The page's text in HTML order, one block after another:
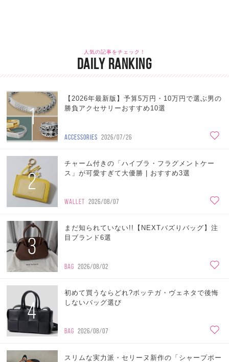
人気の記事をチェック！
DAILY RANKING
1
【2026年最新版】予算5万円・10万円で選ぶ男の
勝負アクセサリーおすすめ10選
ACCESSORIES 2026/07/26
2
チャーム付きの「ハイブラ・フラグメントケー
ス」が可愛すぎて大優勝 | おすすめ3選
WALLET 2026/08/07
3
まだ知られていない!!【NEXTバズりバッグ】注
目ブランド6選
BAG 2026/08/02
4
初めて買うならどれ?ボッテガ・ヴェネタで後悔
しないバッグ選び
BAG 2026/08/07
スリムな実力派・セリーヌ新作の「シャープポー